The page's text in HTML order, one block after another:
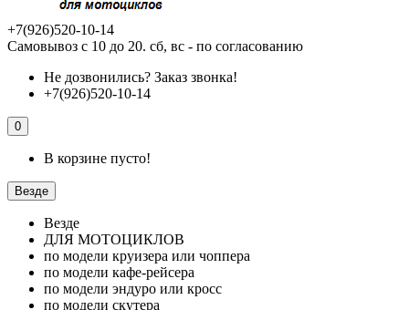
+7(926)520-10-14
Самовывоз с 10 до 20. сб, вс - по согласованию
Не дозвонились? Заказ звонка!
+7(926)520-10-14
0
В корзине пусто!
Везде
Везде
ДЛЯ МОТОЦИКЛОВ
по модели круизера или чоппера
по модели кафе-рейсера
по модели эндуро или кросс
по модели скутера